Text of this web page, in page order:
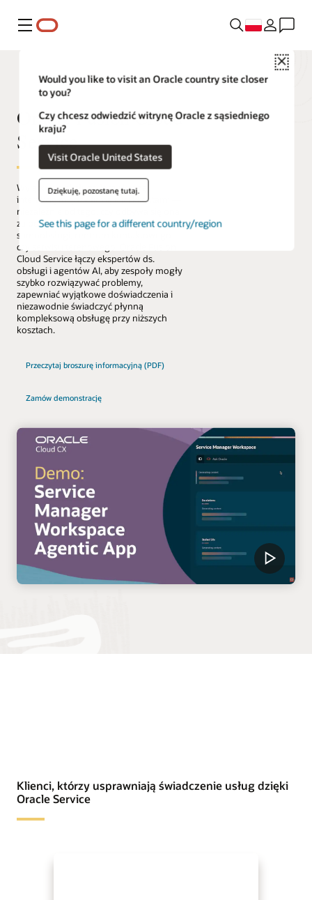
Menu
Close
Would you like to visit an Oracle country site closer
to you?
Czy chcesz odwiedzić witrynę Oracle z sąsiedniego
kraju?
Visit Oracle United States
Dziękuję, pozostanę tutaj.
See this page for a different country/region
Oracle Fusion Cloud
Service
Wyjątkowa obsługa łączy każdą
interakcję między firmą a jej klientami —
niezależnie od tego, czy odbywa się ona
za pośrednictwem cyfrowej
samoobsługi, centrum kontaktowego
czy serwisu terenowego. Oracle Fusion
Cloud Service łączy ekspertów ds.
obsługi i agentów AI, aby zespoły mogły
szybko rozwiązywać problemy,
zapewniać wyjątkowe doświadczenia i
niezawodnie świadczyć płynną
kompleksową obsługę przy niższych
kosztach.
Przeczytaj broszurę informacyjną (PDF)
Zamów demonstrację
Klienci, którzy usprawniają świadczenie usług dzięki
Oracle Service